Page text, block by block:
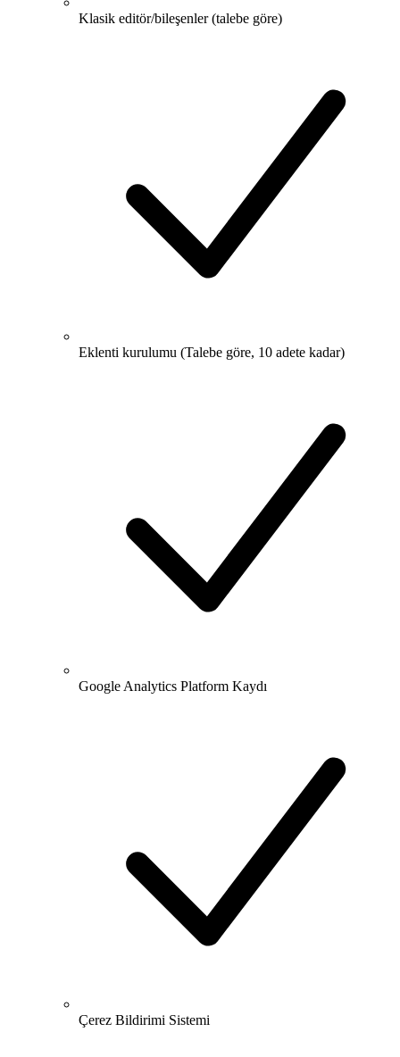
Klasik editör/bileşenler (talebe göre)
Eklenti kurulumu (Talebe göre, 10 adete kadar)
Google Analytics Platform Kaydı
Çerez Bildirimi Sistemi